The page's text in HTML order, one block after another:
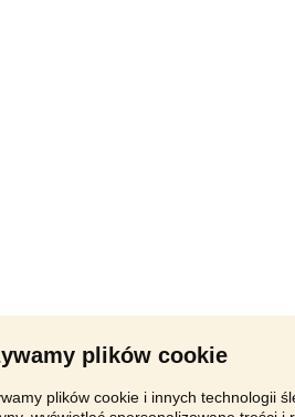
plików cookie
plików cookie i innych technologii